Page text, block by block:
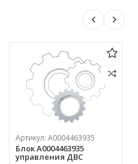
Артикул: A0004463935
Блок A0004463935
управления ДВС